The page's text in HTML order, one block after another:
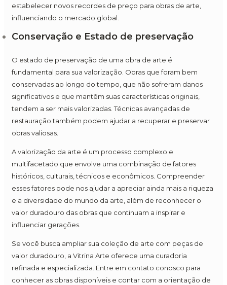
estabelecer novos recordes de preço para obras de arte,
influenciando o mercado global.
Conservação e Estado de preservação
O estado de preservação de uma obra de arte é
fundamental para sua valorização. Obras que foram bem
conservadas ao longo do tempo, que não sofreram danos
significativos e que mantêm suas características originais,
tendem a ser mais valorizadas. Técnicas avançadas de
restauração também podem ajudar a recuperar e preservar
obras valiosas.
A valorização da arte é um processo complexo e
multifacetado que envolve uma combinação de fatores
históricos, culturais, técnicos e econômicos. Compreender
esses fatores pode nos ajudar a apreciar ainda mais a riqueza
e a diversidade do mundo da arte, além de reconhecer o
valor duradouro das obras que continuam a inspirar e
influenciar gerações.
Se você busca ampliar sua coleção de arte com peças de
valor duradouro, a Vitrina Arte oferece uma curadoria
refinada e especializada. Entre em contato conosco para
conhecer as obras disponíveis e contar com a orientação de